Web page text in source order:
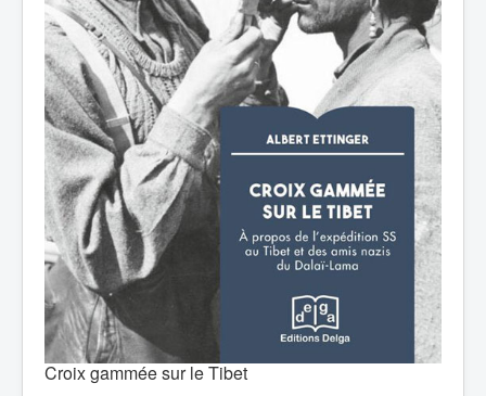
Croix gammée sur le Tibet